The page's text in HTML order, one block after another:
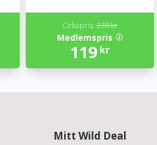
Medlemspris
119 kr
Cirkapris: 238 kr
Mitt Wild Deal